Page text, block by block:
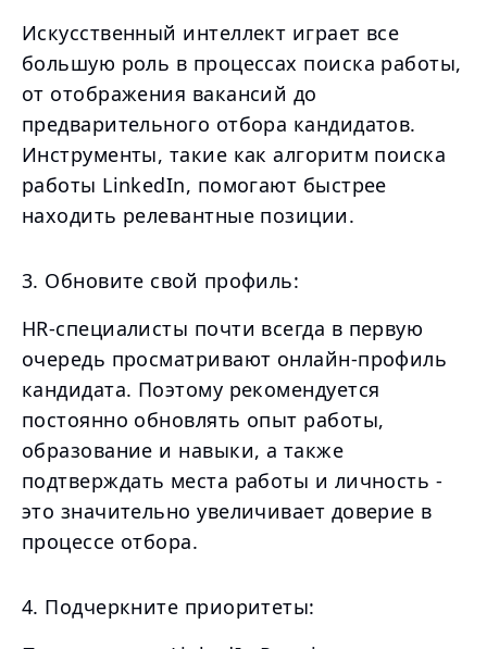
Искусственный интеллект играет все
большую роль в процессах поиска работы,
от отображения вакансий до
предварительного отбора кандидатов.
Инструменты, такие как алгоритм поиска
работы LinkedIn, помогают быстрее
находить релевантные позиции.
3. Обновите свой профиль:
HR-специалисты почти всегда в первую
очередь просматривают онлайн-профиль
кандидата. Поэтому рекомендуется
постоянно обновлять опыт работы,
образование и навыки, а также
подтверждать места работы и личность -
это значительно увеличивает доверие в
процессе отбора.
4. Подчеркните приоритеты: